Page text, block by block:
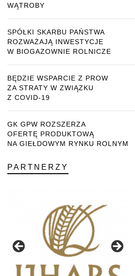
WĄTROBY
SPÓŁKI SKARBU PAŃSTWA
ROZWAŻAJĄ INWESTYCJE
W BIOGAZOWNIE ROLNICZE
BĘDZIE WSPARCIE Z PROW
ZA STRATY W ZWIĄZKU
Z COVID-19
GK GPW ROZSZERZA
OFERTĘ PRODUKTOWĄ
NA GIEŁDOWYM RYNKU ROLNYM
PARTNERZY